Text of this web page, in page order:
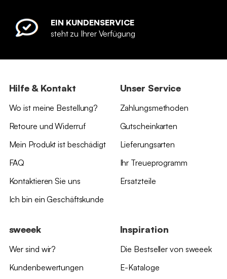
EIN KUNDENSERVICE
steht zu Ihrer Verfügung
Hilfe & Kontakt
Wo ist meine Bestellung?
Retoure und Widerruf
Mein Produkt ist beschädigt
FAQ
Kontaktieren Sie uns
Ich bin ein Geschäftskunde
Unser Service
Zahlungsmethoden
Gutscheinkarten
Lieferungsarten
Ihr Treueprogramm
Ersatzteile
sweeek
Wer sind wir?
Kundenbewertungen
Inspiration
Die Bestseller von sweeek
E-Kataloge